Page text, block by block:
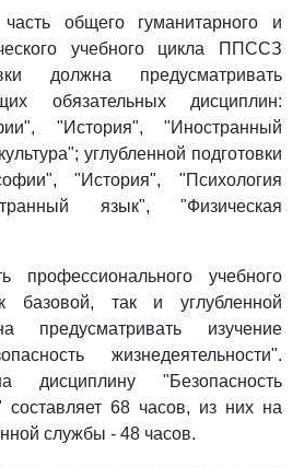
общего гуманитарного и
учебного цикла ППССЗ
должна предусматривать
обязательных дисциплин:
"История", "Иностранный
углубленной подготовки
"История", "Психология
язык", "Физическая
профессионального учебного
так и углубленной
предусматривать изучение
жизнедеятельности".
"Безопасность
составляет 68 часов, из них на
службы - 48 часов.